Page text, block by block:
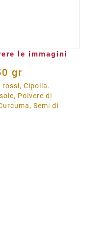
le immagini
gr
rossi, Cipolla.
Polvere di
Semi di